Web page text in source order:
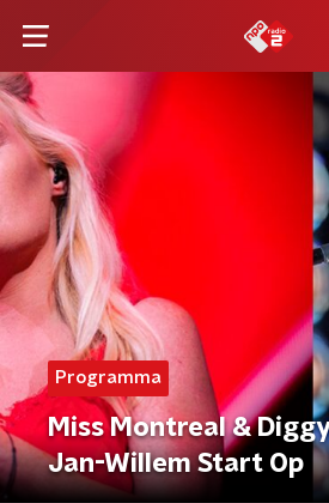
Programma
Miss Montreal &
Jan-Willem Start Op